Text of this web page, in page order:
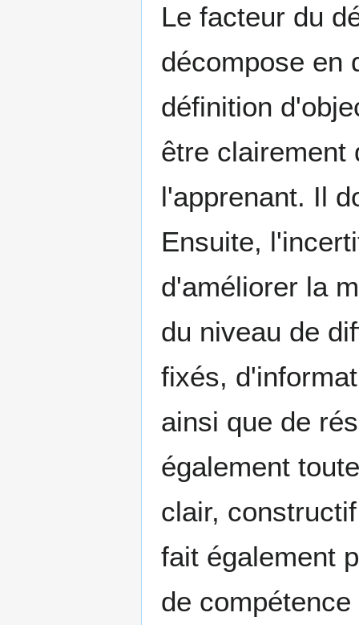
Le facteur du
décompose en
définition
être clairement
l'apprenant. Il
Ensuite,
d'améliorer la
du niveau de
fixés,
ainsi que de
également
clair,
fait également
de